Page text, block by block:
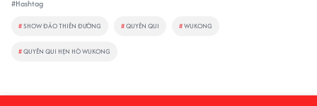
#Hashtag
#SHOW ĐẢO THIÊN ĐƯỜNG #QUYÊN QUI #WUKONG
#QUYÊN QUI HẸN HÒ WUKONG